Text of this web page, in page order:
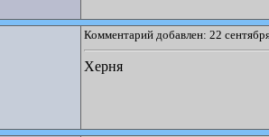
Комментарий добавлен: 22
Херня